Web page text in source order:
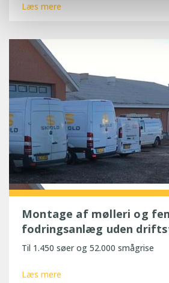
Læs mere
Montage af mølleri og
fodringsanlæg uden
Til 1.450 søer og 52.000 smågrise
Læs mere